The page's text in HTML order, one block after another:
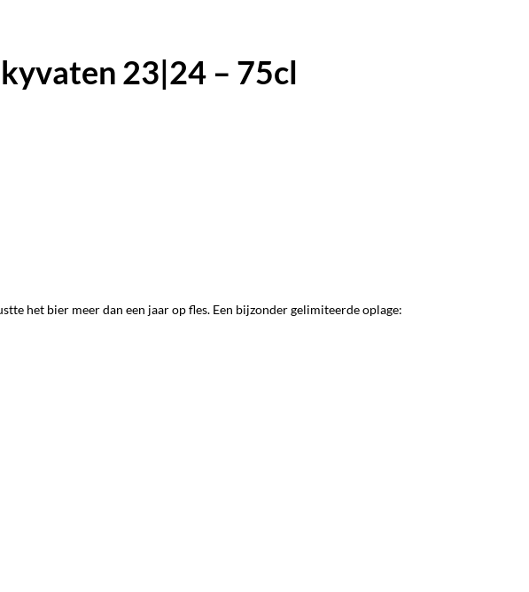
23|24 – 75cl
het bier meer dan een jaar op fles. Een bijzonder gelimiteerde oplage: